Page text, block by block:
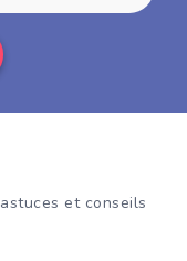
et conseils